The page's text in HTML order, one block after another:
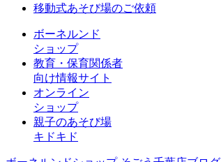
移動式あそび場のご依頼
ボーネルンド
ショップ
教育・保育関係者
向け情報サイト
オンライン
ショップ
親子のあそび場
キドキド